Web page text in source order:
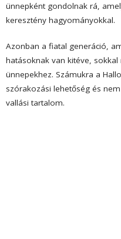
ünnepként gondolnak rá,
keresztény hagyományokkal.
Azonban a fiatal generáció,
hatásoknak van kitéve,
ünnepekhez. Számukra a
szórakozási lehetőség és
vallási tartalom.